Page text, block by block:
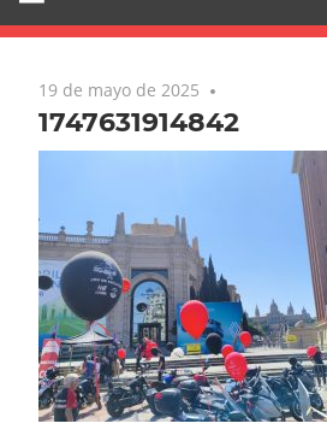
19 de mayo de 2025
1747631914842